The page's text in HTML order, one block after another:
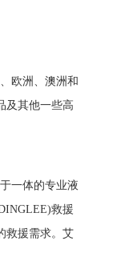
欧洲、澳洲和
及其他一些高
一体的专业液
救援
救援需求。艾